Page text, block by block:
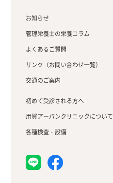
お知らせ
管理栄養士の栄養コラム
よくあるご質問
リンク（お問い合わせ一覧）
交通のご案内
初めて受診される方へ
用賀アーバンクリニックについて
各種検査・設備